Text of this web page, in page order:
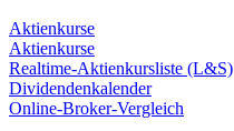
Aktienkurse
Aktienkurse
Realtime-Aktienkursliste (L&S)
Dividendenkalender
Online-Broker-Vergleich